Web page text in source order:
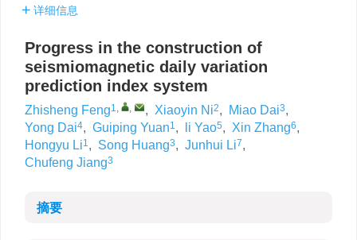
详细信息
Progress in the construction of
seismiomagnetic daily variation
prediction index system
Zhisheng Feng1, , , Xiaoyin Ni2, Miao Dai3,
Yong Dai4, Guiping Yuan1, li Yao5, Xin Zhang6,
Hongyu Li1, Song Huang3, Junhui Li7,
Chufeng Jiang3
摘要